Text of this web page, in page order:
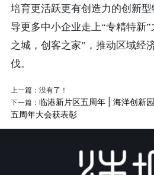
培育更活跃更有创造力的创新型
导更多中小企业走上“专精特新
之城，创客之家”，推动区域经
伐。
上一篇：没有了！
下一篇： 临港新片区五周年 | 海洋创新
五周年大会获表彰